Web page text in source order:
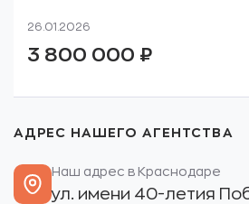
26.01.2026
3 800 000 ₽
АДРЕС НАШЕГО АГЕНТСТВА
Наш адрес в Краснодаре
ул. имени 40-летия